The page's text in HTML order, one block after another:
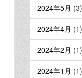
2024年5月 (3)
2024年4月 (1)
2024年2月 (1)
2024年1月 (1)